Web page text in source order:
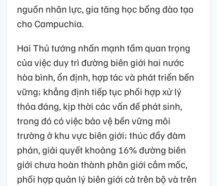
nguồn nhân lực, gia tăng học bổng đào tạo
cho Campuchia.
Hai Thủ tướng nhấn mạnh tầm quan trọng
của việc duy trì đường biên giới hai nước
hòa bình, ổn định, hợp tác và phát triển bền
vững; khẳng định tiếp tục phối hợp xử lý
thỏa đáng, kịp thời các vấn đề phát sinh,
trong đó có việc bảo vệ bền vững môi
trường ở khu vực biên giới; thúc đẩy đàm
phán, giải quyết khoảng 16% đường biên
giới chưa hoàn thành phân giới cắm mốc,
phối hợp quản lý biên giới cả trên bộ và trên